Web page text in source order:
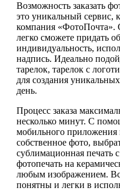
Возможность заказать
это уникальный сервис,
компания
легко сможете придать
индивидуальность,
надпись. Идеально
тарелок, тарелок с
для создания
день.
Процесс заказа
несколько минут. С
мобильного приложения
собственное фото,
сублимационная печать
фотопечать на
любым изображением.
понятны и легки в